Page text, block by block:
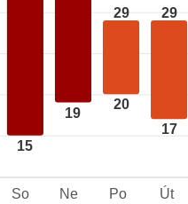
15
19
29
20
29
17
So Ne Po Út